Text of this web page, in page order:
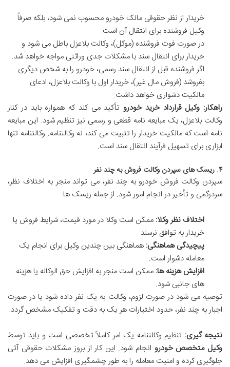
خریدار از نظر حقوقی مالک خودرو محسوب نمی شود، بلکه صرفاً
وکیل فروشنده برای انتقال آن است.
در صورت فوت فروشنده (موکل)، وکالت بلاعزل باطل می شود و
خریدار برای انتقال سند با مشکلات جدی وراثتی مواجه خواهد شد.
اگر فروشنده قبل از انتقال سند رسمی، خودرو را به شخص دیگری
بفروشد (فروش مال غیر)، خریدار اول با وکالت بلاعزل، ادعای
مالکیت دشواری خواهد داشت.
راهکار: وکیل قرارداد خرید خودرو تأکید می کند که همواره باید در کنار
وکالت بلاعزل، یک مبایعه نامه قطعی و رسمی نیز تنظیم شود. این مبایعه
نامه است که مالکیت خریدار را تثبیت می کند، نه وکالتنامه. وکالتنامه تنها
ابزاری برای تسهیل فرآیند انتقال سند است.
۴. ریسک های سپردن وکالت فروش به چند نفر
سپردن وکالت فروش خودرو به چند نفر، می تواند منجر به اختلاف نظر،
سردرگمی و تأخیر در انجام امور شود. از جمله ریسک ها:
اختلاف نظر وکلا: ممکن است وکلا در مورد قیمت، شرایط فروش یا
خریدار به توافق نرسند.
پیچیدگی هماهنگی: هماهنگی بین چندین وکیل برای انجام یک
معامله دشوار است.
افزایش هزینه ها: ممکن است منجر به افزایش حق الوکاله یا هزینه
های جانبی شود.
توصیه می شود در صورت لزوم، وکالت به یک نفر داده شود یا در صورت
اجبار به چند نفر، حدود اختیارات هر یک به دقت و تفکیک مشخص گردد.
نتیجه گیری: تنظیم وکالتنامه یک امر کاملاً تخصصی است و باید توسط
وکیل متخصص خودرو انجام شود. این کار از بروز مشکلات حقوقی آتی
جلوگیری کرده و امنیت معامله را به طور چشمگیری افزایش می دهد.